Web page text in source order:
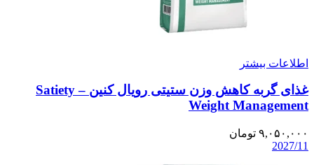
اطلاعات بیشتر
غذای گربه کاهش وزن ستیتی رویال کنین – Satiety
Weight Management
۹,۰۵۰,۰۰۰ تومان
2027/11